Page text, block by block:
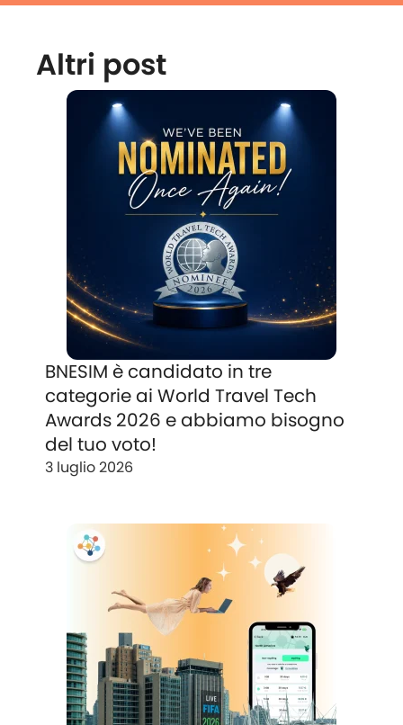
Altri post
BNESIM è candidato in tre
categorie ai World Travel Tech
Awards 2026 e abbiamo bisogno
del tuo voto!
3 luglio 2026